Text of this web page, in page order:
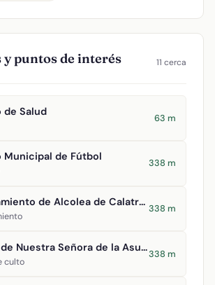
y puntos de interés 11 cerca
de Salud
63 m
Municipal de Fútbol
338 m
Ayuntamiento de Alcolea de Calatrava
338 m
Iglesia de Nuestra Señora de la Asunción
culto
338 m